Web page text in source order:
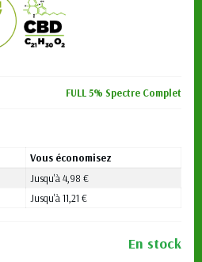
FULL 5% Spectre Complet
Vous économisez
Jusqu'à 4,98 €
Jusqu'à 11,21 €
En stock